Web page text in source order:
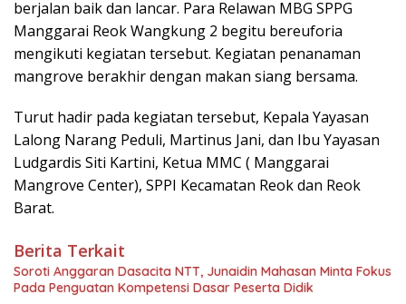
berjalan baik dan lancar. Para Relawan MBG SPPG
Manggarai Reok Wangkung 2 begitu bereuforia
mengikuti kegiatan tersebut. Kegiatan penanaman
mangrove berakhir dengan makan siang bersama.
Turut hadir pada kegiatan tersebut, Kepala Yayasan
Lalong Narang Peduli, Martinus Jani, dan Ibu Yayasan
Ludgardis Siti Kartini, Ketua MMC ( Manggarai
Mangrove Center), SPPI Kecamatan Reok dan Reok
Barat.
Berita Terkait
Soroti Anggaran Dasacita NTT, Junaidin Mahasan Minta Fokus
Pada Penguatan Kompetensi Dasar Peserta Didik